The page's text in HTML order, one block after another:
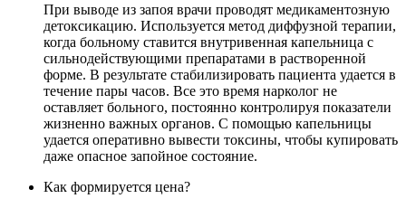
При выводе из запоя врачи проводят медикаментозную
детоксикацию. Используется метод диффузной терапии,
когда больному ставится внутривенная капельница с
сильнодействующими препаратами в растворенной
форме. В результате стабилизировать пациента удается в
течение пары часов. Все это время нарколог не
оставляет больного, постоянно контролируя показатели
жизненно важных органов. С помощью капельницы
удается оперативно вывести токсины, чтобы купировать
даже опасное запойное состояние.
Как формируется цена?